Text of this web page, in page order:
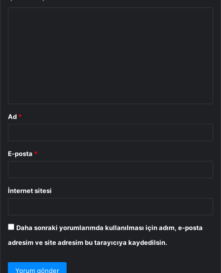
Ad *
E-posta *
İnternet sitesi
Daha sonraki yorumlarımda kullanılması için adım, e-posta
adresim ve site adresim bu tarayıcıya kaydedilsin.